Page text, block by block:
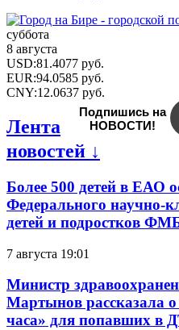
суббота
8 августа
USD:81.4077 руб.
EUR:94.0585 руб.
CNY:12.0637 руб.
Подпишись на
НОВОСТИ!
Лента
новостей ↓
Более 500 детей в ЕАО
Федерального научно-
детей и подростков
7 августа 19:01
Министр
Мартынов рассказала о
часа» для попавших в